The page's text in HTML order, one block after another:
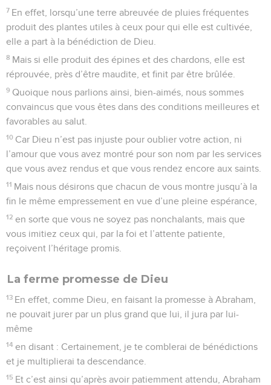
7 En effet, lorsqu’une terre abreuvée de pluies fréquentes
produit des plantes utiles à ceux pour qui elle est cultivée,
elle a part à la bénédiction de Dieu.
8 Mais si elle produit des épines et des chardons, elle est
réprouvée, près d’être maudite, et finit par être brûlée.
9 Quoique nous parlions ainsi, bien-aimés, nous sommes
convaincus que vous êtes dans des conditions meilleures et
favorables au salut.
10 Car Dieu n’est pas injuste pour oublier votre action, ni
l’amour que vous avez montré pour son nom par les services
que vous avez rendus et que vous rendez encore aux saints.
11 Mais nous désirons que chacun de vous montre jusqu’à la
fin le même empressement en vue d’une pleine espérance,
12 en sorte que vous ne soyez pas nonchalants, mais que
vous imitiez ceux qui, par la foi et l’attente patiente,
reçoivent l’héritage promis.
La ferme promesse de Dieu
13 En effet, comme Dieu, en faisant la promesse à Abraham,
ne pouvait jurer par un plus grand que lui, il jura par lui-
même
14 en disant : Certainement, je te comblerai de bénédictions
et je multiplierai ta descendance.
15 Et c’est ainsi qu’après avoir patiemment attendu, Abraham